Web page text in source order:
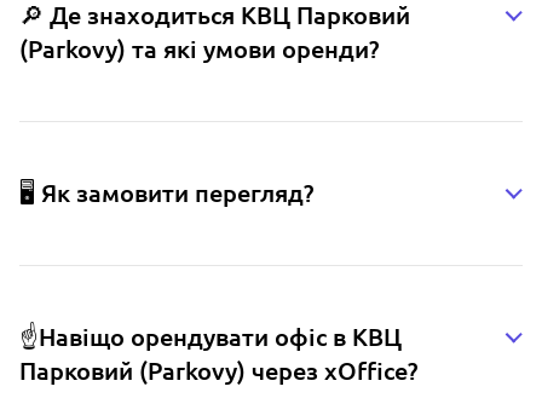
🔎 Де знаходиться КВЦ Парковий
(Parkovy) та які умови оренди?
🖥️ Як замовити перегляд?
☝️Навіщо орендувати офіс в КВЦ
Парковий (Parkovy) через xOffice?